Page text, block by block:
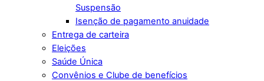
Suspensão
Isenção de pagamento anuidade
Entrega de carteira
Eleições
Saúde Única
Convênios e Clube de benefícios